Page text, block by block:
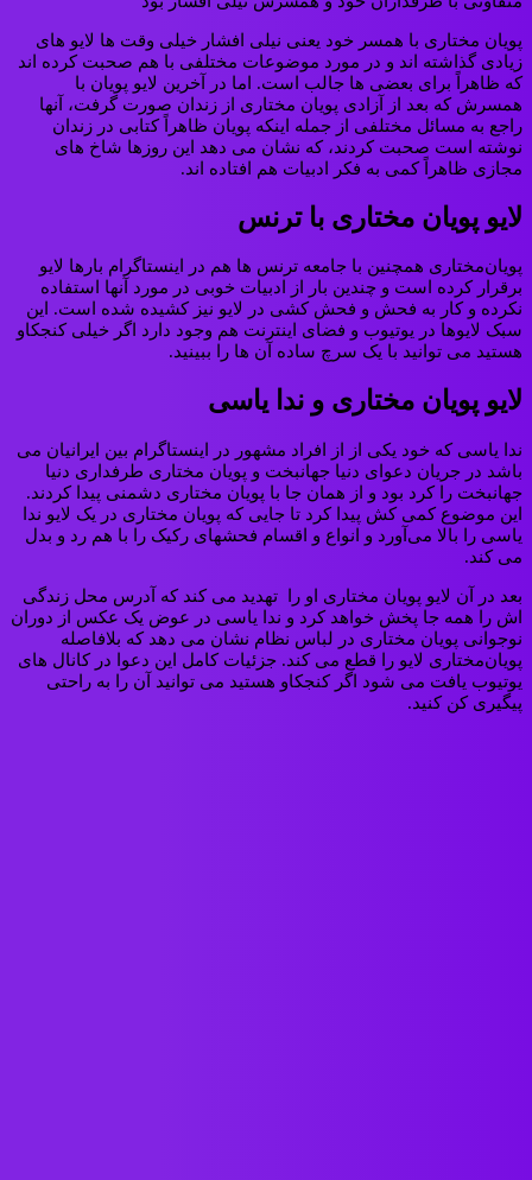
پویان مختاری با همسر خود یعنی نیلی افشار خیلی وقت ها لایو های
زیادی گذاشته اند و در مورد موضوعات مختلفی با هم صحبت کرده اند
که ظاهراً برای بعضی ها جالب است. اما در آخرین لایو پویان با
همسرش که بعد از آزادی پویان مختاری از زندان صورت گرفت، آنها
راجع به مسائل مختلفی از جمله اینکه پویان ظاهراً کتابی در زندان
نوشته است صحبت کردند، که نشان می دهد این روزها شاخ های
مجازی ظاهراً کمی به فکر ادبیات هم افتاده اند.
لایو پویان مختاری با ترنس
پویان‌مختاری همچنین با جامعه ترنس ها هم در اینستاگرام بارها لایو
برقرار کرده است و چندین بار از ادبیات خوبی در مورد آنها استفاده
نکرده و کار به فحش و فحش کشی در لایو نیز کشیده شده است. این
سبک لایوها در یوتیوب و فضای اینترنت هم وجود دارد اگر خیلی کنجکاو
هستید می توانید با یک سرچ ساده آن ها را ببینید.
لایو پویان مختاری و ندا یاسی
ندا یاسی که خود یکی از از افراد مشهور در اینستاگرام بین ایرانیان می
باشد در جریان دعوای دنیا جهانبخت و پویان مختاری طرفداری دنیا
جهانبخت را کرد بود و از همان جا با پویان مختاری دشمنی پیدا کردند.
این موضوع کمی کش پیدا کرد تا جایی که پویان مختاری در یک لایو ندا
یاسی را بالا می‌آورد و انواع و اقسام فحشهای رکیک را با هم رد و بدل
می کند.
بعد در آن لایو پویان مختاری او را تهدید می کند که آدرس محل زندگی
اش را همه جا پخش خواهد کرد و ندا یاسی در عوض یک عکس از دوران
نوجوانی پویان مختاری در لباس نظام نشان می دهد که بلافاصله
پویان‌مختاری لایو را قطع می کند. جزئیات کامل این دعوا در کانال های
یوتیوب یافت می شود اگر کنجکاو هستید می توانید آن را به راحتی
پیگیری کن کنید.